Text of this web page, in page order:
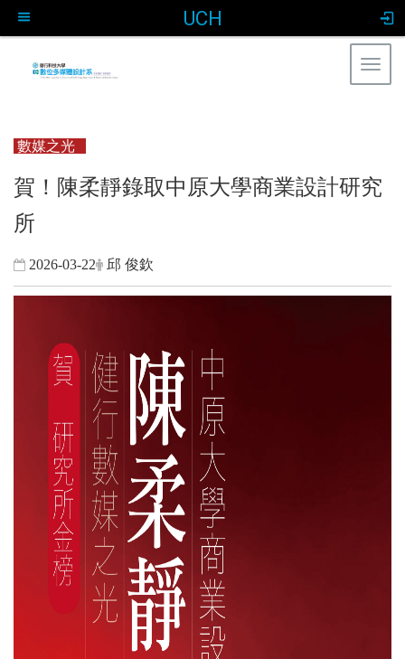
UCH
數媒之光
賀！陳柔靜錄取中原大學商業設計研究
所
2026-03-22 邱 俊欽